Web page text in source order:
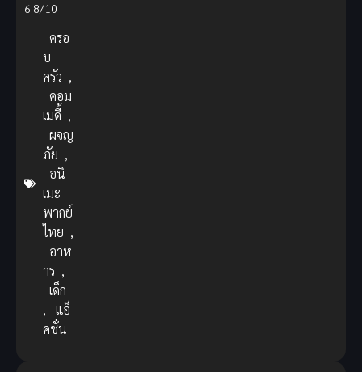
6.8/10
ครอ
บ
ครัว ,
คอม
เมดี้ ,
ผจญ
ภัย ,
อนิ
เมะ
พากย์
ไทย ,
อาห
าร ,
เด็ก
,
แอ็
คชั่น